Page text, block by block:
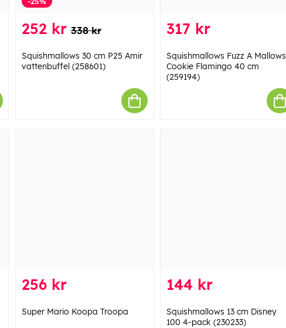
252 kr 338 kr
Squishmallows 30 cm P25 Amir
vattenbuffel (258601)
317 kr
Squishmallows Fuzz A Mallows
Cookie Flamingo 40 cm
(259194)
256 kr
Super Mario Koopa Troopa
144 kr
Squishmallows 13 cm Disney
100 4-pack (230233)